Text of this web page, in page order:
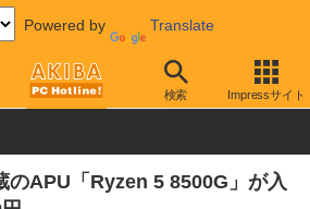
Powered by Translate
検索 Impressサイト
ーツ CPU
のAPU「Ryzen 5 8500G」が入